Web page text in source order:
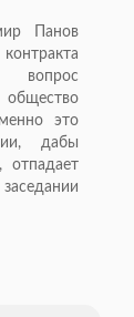
Панов
это
дабы
отпадает